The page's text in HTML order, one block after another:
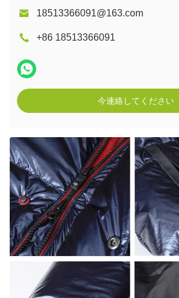
18513366091@163.com
+86 18513366091
今連絡してください